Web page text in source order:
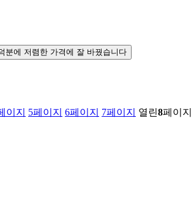
분에 저렴한 가격에 잘 바꿨습니다
이지 5페이지 6페이지 7페이지 열린8페이지